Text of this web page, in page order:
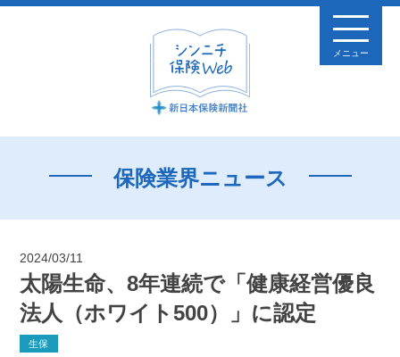
メニュー
保険業界ニュース
2024/03/11
太陽生命、8年連続で「健康経営優良
法人（ホワイト500）」に認定
生保